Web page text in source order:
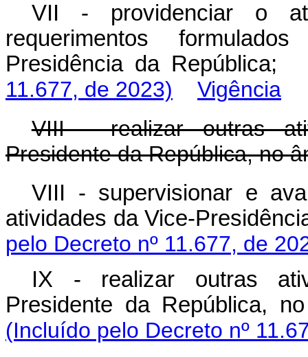
VII - providenciar o
requerimentos
Presidência da
11.677, de 2023)
Vigência
VIII - realizar outras
Presidente da República, no
VIII - supervisionar e
atividades da Vice-
pelo Decreto nº 11.677, de
IX - realizar outras
Presidente da República,
(Incluído pelo Decreto nº